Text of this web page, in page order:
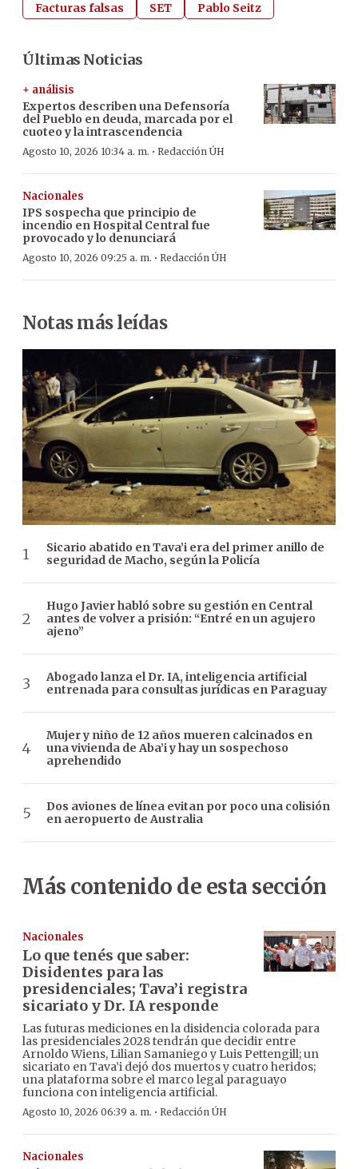
Facturas falsas SET Pablo Seitz
Últimas Noticias
+ análisis
Expertos describen una Defensoría
del Pueblo en deuda, marcada por el
cuoteo y la intrascendencia
Agosto 10, 2026 10:34 a. m. · Redacción ÚH
Nacionales
IPS sospecha que principio de
incendio en Hospital Central fue
provocado y lo denunciará
Agosto 10, 2026 09:25 a. m. · Redacción ÚH
Notas más leídas
Sicario abatido en Tava’i era del primer anillo de
seguridad de Macho, según la Policía
Hugo Javier habló sobre su gestión en Central
antes de volver a prisión: “Entré en un agujero
ajeno”
Abogado lanza el Dr. IA, inteligencia artificial
entrenada para consultas jurídicas en Paraguay
Mujer y niño de 12 años mueren calcinados en
una vivienda de Aba’i y hay un sospechoso
aprehendido
Dos aviones de línea evitan por poco una colisión
en aeropuerto de Australia
Más contenido de esta sección
Nacionales
Lo que tenés que saber:
Disidentes para las
presidenciales; Tava’i registra
sicariato y Dr. IA responde
Las futuras mediciones en la disidencia colorada para
las presidenciales 2028 tendrán que decidir entre
Arnoldo Wiens, Lilian Samaniego y Luis Pettengill; un
sicariato en Tava’i dejó dos muertos y cuatro heridos;
una plataforma sobre el marco legal paraguayo
funciona con inteligencia artificial.
Agosto 10, 2026 06:39 a. m. · Redacción ÚH
Nacionales